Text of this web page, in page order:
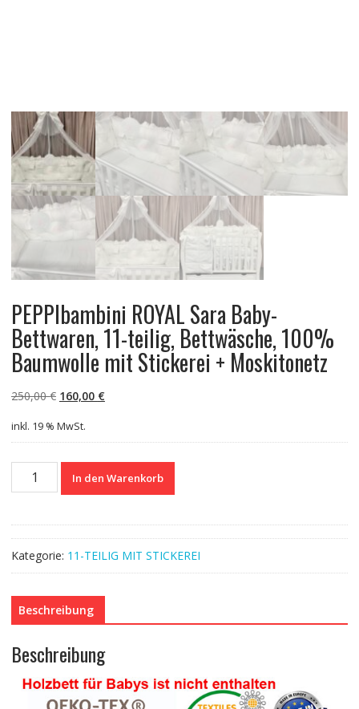
PEPPIbambini ROYAL Sara Baby-
Bettwaren, 11-teilig, Bettwäsche, 100%
Baumwolle mit Stickerei + Moskitonetz
250,00€ Ursprünglicher
war:
250,00 €
160,00 €Aktueller
160,00 €.
inkl. 19 % MwSt.
PEPPIbambini
ROYAL
Baby-
Bettwaren,
11-
teilig,
Bettwäsche,
100%
Baumwolle
mit
Stickerei
Moskitonetz
In den Warenkorb
Kategorie: 11-TEILIG MIT STICKEREI
Beschreibung
Beschreibung